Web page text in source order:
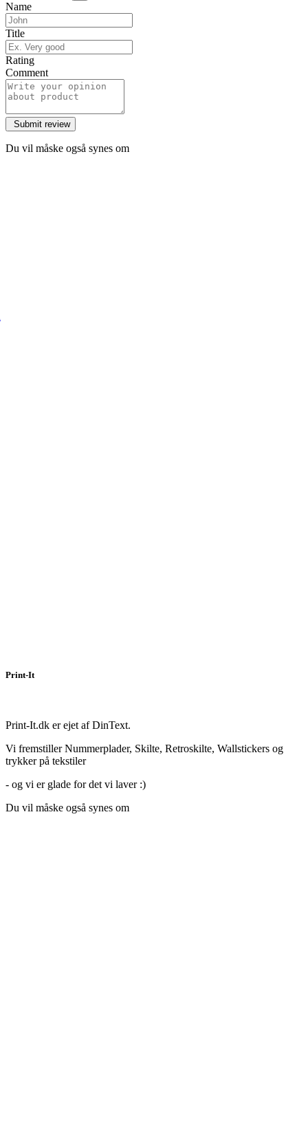
Name
Title
Rating
Comment
Du vil måske også synes om
Print-It
Print-It.dk er ejet af DinText.
Vi fremstiller Nummerplader, Skilte, Retroskilte, Wallstickers og
trykker på tekstiler
- og vi er glade for det vi laver :)
Du vil måske også synes om